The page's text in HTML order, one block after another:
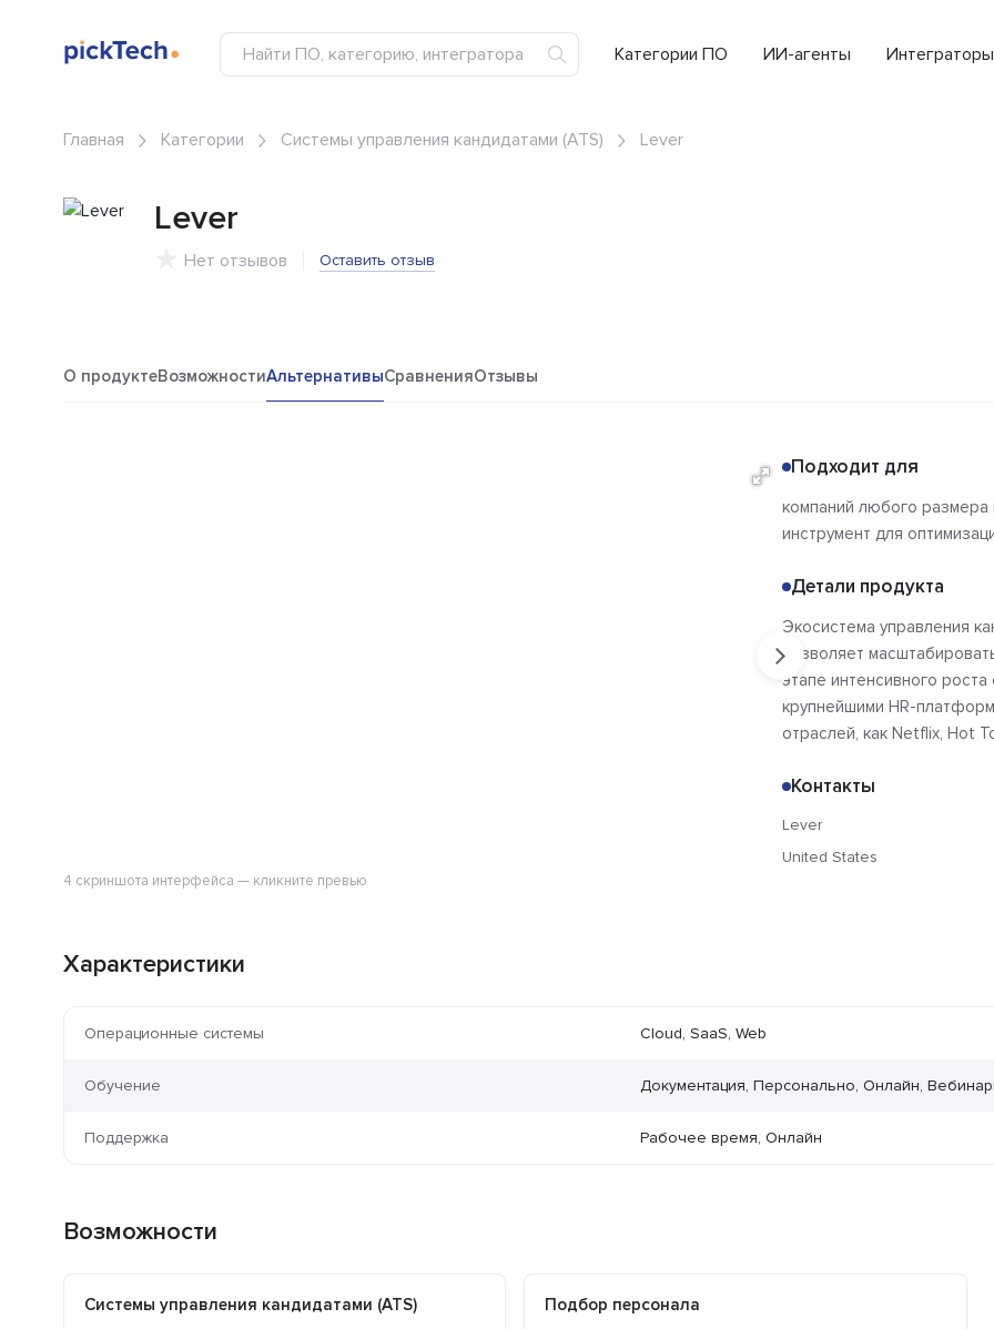
Категории ПО ИИ-агенты Интеграторы
Главная Категории Системы управления кандидатами (ATS) Lever
Lever
Нет отзывов Оставить отзыв
О продуктеВозможностиАльтернативыСравненияОтзывы
4 скриншота интерфейса — кликните превью
Подходит для
компаний любого
инструмент для
Детали продукта
Экосистема управления
позволяет
этапе интенсивного
крупнейшими HR-
отраслей, как Netflix, Hot
Контакты
Lever
United States
Характеристики
Операционные системы Cloud, SaaS, Web
Обучение Документация, Персонально, Онлайн,
Поддержка Рабочее время, Онлайн
Возможности
Системы управления кандидатами (ATS) Подбор персонала